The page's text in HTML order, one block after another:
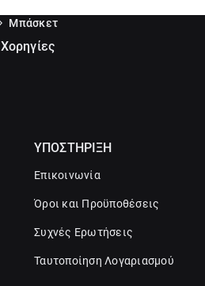
Μπάσκετ
Χορηγίες
ΥΠΟΣΤΗΡΙΞΗ
Επικοινωνία
Όροι και Προϋποθέσεις
Συχνές Ερωτήσεις
Ταυτοποίηση Λογαριασμού